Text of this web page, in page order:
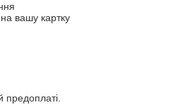
вашу картку
предоплаті.